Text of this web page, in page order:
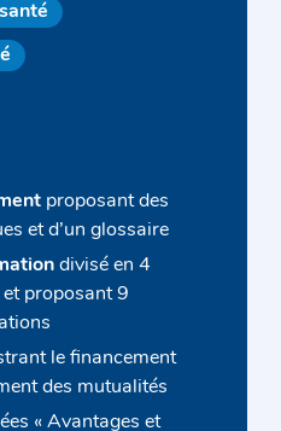
proposant des
et d’un glossaire
divisé en 4
proposant 9
le financement
des mutualités
« Avantages et